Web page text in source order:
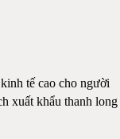
tế cao cho người
xuất khẩu thanh long